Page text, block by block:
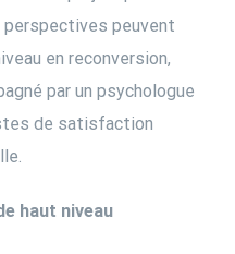
perspectives peuvent
en reconversion,
par un psychologue
de satisfaction
haut niveau